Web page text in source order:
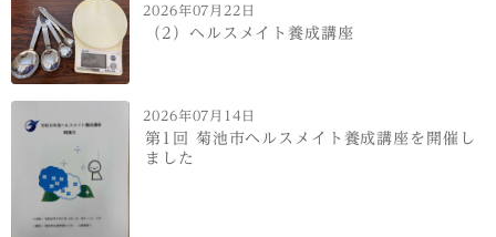
2026年07月22日
（2）ヘルスメイト養成講座
2026年07月14日
第1回 菊池市ヘルスメイト養成講座を開催し
ました